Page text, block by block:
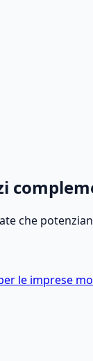
che
le imprese